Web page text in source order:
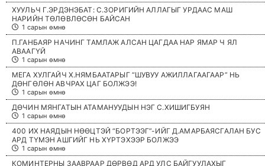
ХУУЛЬЧ Г.ЭРДЭНЭБАТ: С.ЗОРИГИЙН АЛЛАГЫГ УРДААС МАШ
НАРИЙН ТӨЛӨВЛӨСӨН БАЙСАН
1 сарын өмнө
П.ГАНБАЯР НАЧИНГ ТАМЛАЖ АЛСАН ЦАГДАА НАР ЯМАР Ч ЯЛ
АВААГҮЙ
1 сарын өмнө
МЕГА ХУЛГАЙЧ Х.НЯМБААТАРЫГ “ШУВУУ АЖИЛЛАГААГААР” НЬ
ДӨНГӨЛӨН АВЧРАХ ЦАГ БОЛЖЭЭ!
1 сарын өмнө
ДӨЧИН МЯНГАТЫН АТАМАНУУДЫН НЭГ С.ХИШИГБУЯН
1 сарын өмнө
400 ИХ НАЯДЫН НӨӨЦТЭЙ “БОРТЭЭГ”-ИЙГ Д.АМАРБАЯСГАЛАН БУС
АРД ТҮМЭН АШГИЙГ НЬ ХҮРТЭХЭЭР БОЛЖЭЭ
1 сарын өмнө
КОМИНТЕРНЫ ЗААВРААР ДӨРВӨД АРД УЛС БАЙГУУЛАХЫГ